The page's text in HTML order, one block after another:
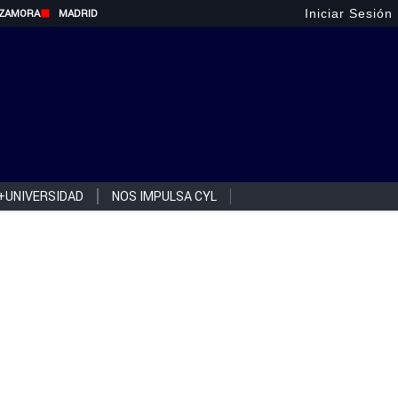
MADRID Iniciar Sesión
NOS IMPULSA CYL